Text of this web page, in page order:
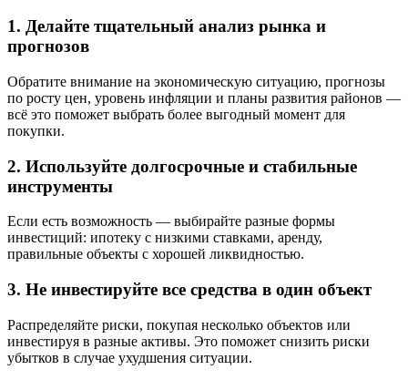
1. Делайте тщательный анализ рынка и
прогнозов
Обратите внимание на экономическую ситуацию, прогнозы
по росту цен, уровень инфляции и планы развития районов —
всё это поможет выбрать более выгодный момент для
покупки.
2. Используйте долгосрочные и стабильные
инструменты
Если есть возможность — выбирайте разные формы
инвестиций: ипотеку с низкими ставками, аренду,
правильные объекты с хорошей ликвидностью.
3. Не инвестируйте все средства в один объект
Распределяйте риски, покупая несколько объектов или
инвестируя в разные активы. Это поможет снизить риски
убытков в случае ухудшения ситуации.